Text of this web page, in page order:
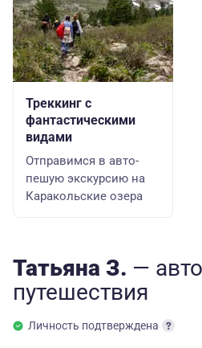
Треккинг с
фантастическими
видами
Отправимся в авто-
пешую экскурсию на
Каракольские озера
Татьяна З. —
путешествия
Личность подтверждена